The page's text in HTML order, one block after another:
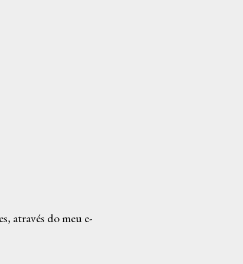
através do meu e-